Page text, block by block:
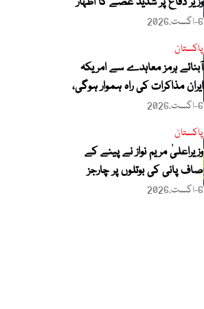
6-اگست،2026
پاکستان
آبنائے ہرمز معاہدے سے امریکہ
ایران مذاکرات کی راہ ہموار ہوگی،
ترجمان دفتر خارجہ
6-اگست،2026
پاکستان
وزیراعلیٰ مریم نواز نے پینے کے
صاف پانی کی بوتلوں پر چارجز
لگانے کی تجویز مسترد کر دی
6-اگست،2026